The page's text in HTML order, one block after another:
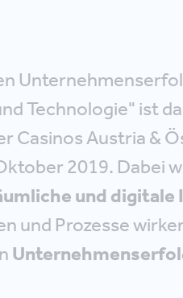
Technologie" ist
Casinos Austria &
2019. Dabei
und digitale
und Prozesse